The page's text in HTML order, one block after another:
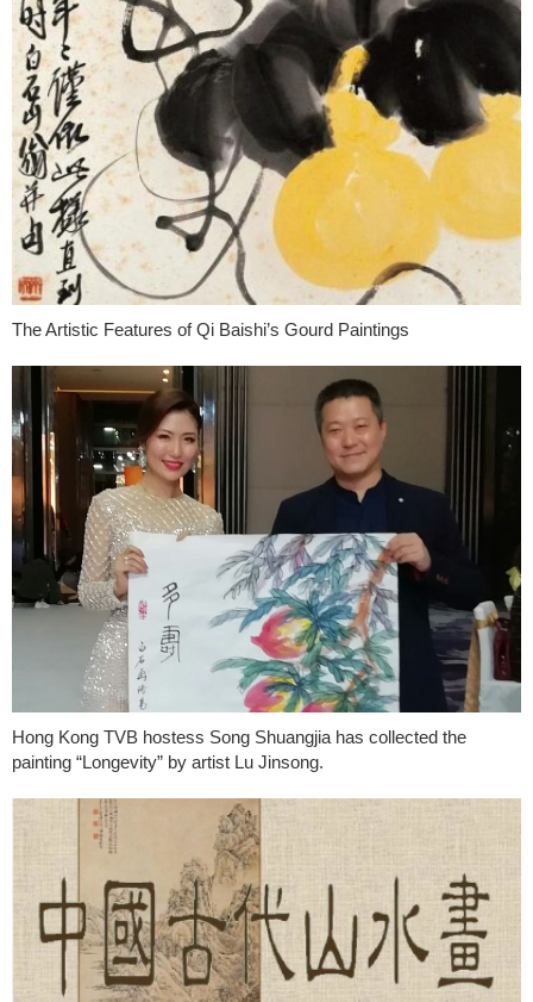
The Artistic Features of Qi Baishi’s Gourd Paintings
Hong Kong TVB hostess Song Shuangjia has collected the
painting “Longevity” by artist Lu Jinsong.